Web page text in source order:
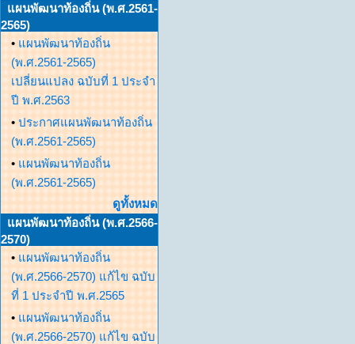
แผนพัฒนาท้องถิ่น (พ.ศ.2561-
2565)
• แผนพัฒนาท้องถิ่น
(พ.ศ.2561-2565)
เปลี่ยนแปลง ฉบับที่ 1 ประจำ
ปี พ.ศ.2563
• ประกาศแผนพัฒนาท้องถิ่น
(พ.ศ.2561-2565)
• แผนพัฒนาท้องถิ่น
(พ.ศ.2561-2565)
ดูทั้งหมด
แผนพัฒนาท้องถิ่น (พ.ศ.2566-
2570)
• แผนพัฒนาท้องถิ่น
(พ.ศ.2566-2570) แก้ไข ฉบับ
ที่ 1 ประจำปี พ.ศ.2565
• แผนพัฒนาท้องถิ่น
(พ.ศ.2566-2570) แก้ไข ฉบับ